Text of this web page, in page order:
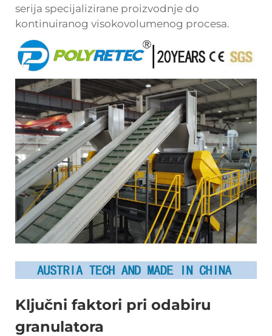
serija specijalizirane proizvodnje do
kontinuiranog visokovolumenog procesa.
Ključni faktori pri odabiru
granulatora